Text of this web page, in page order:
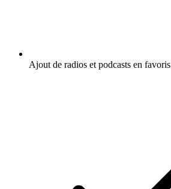
Ajout de radios et podcasts en favoris